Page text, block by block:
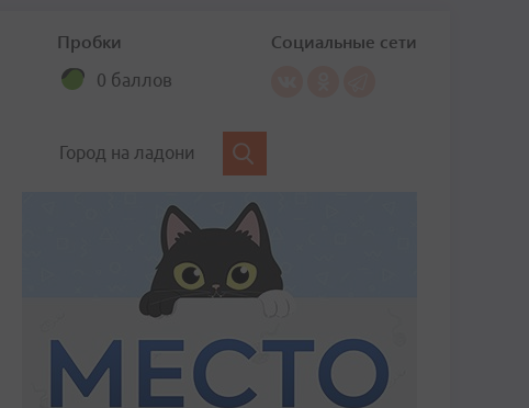
Пробки
0 баллов
Социальные сети
Город на ладони